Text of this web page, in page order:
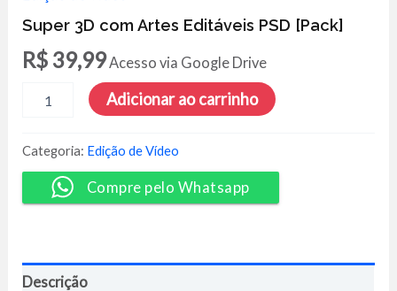
Super 3D com Artes Editáveis PSD [Pack]
R$ 39,99Acesso via Google Drive
Artes
Editáveis
PSD
[Pack]
Adicionar ao carrinho
Categoria: Edição de Vídeo
Compre pelo Whatsapp
Descrição